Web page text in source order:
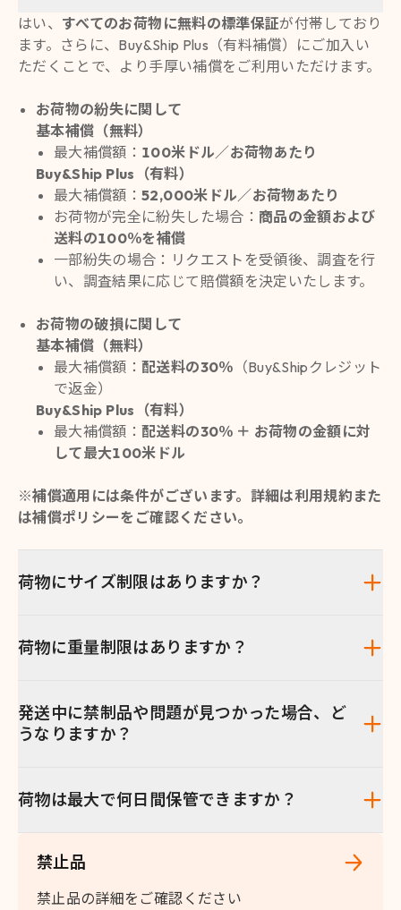
はい、 すべてのお荷物に無料の標準保証が付帯しており
ます。さらに、Buy&Ship Plus（有料補償）にご加入い
ただくことで、より手厚い補償をご利用いただけます。
お荷物の紛失に関して
基本補償（無料）
最大補償額： 100米ドル／お荷物あたり
Buy&Ship Plus（有料）
最大補償額：52,000米ドル／お荷物あたり
お荷物が完全に紛失した場合： 商品の金額および
送料の100％を補償
一部紛失の場合：リクエストを受領後、調査を行
い、調査結果に応じて賠償額を決定いたします。
お荷物の破損に関して
基本補償（無料）
最大補償額：配送料の30％ （Buy&Shipクレジット
で返金）
Buy&Ship Plus（有料）
最大補償額：配送料の30％ ＋ お荷物の金額に対
して最大100米ドル
※補償適用には条件がございます。詳細は利用規約また
は補償ポリシーをご確認ください。
荷物にサイズ制限はありますか？
荷物に重量制限はありますか？
発送中に禁制品や問題が見つかった場合、ど
うなりますか？
荷物は最大で何日間保管できますか？
禁止品
禁止品の詳細をご確認ください